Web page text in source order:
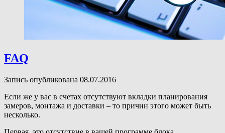
FAQ
Запись опубликована 08.07.2016
Если же у вас в счетах отсутствуют вкладки планирования
замеров, монтажа и доставки – то причин этого может быть
несколько.